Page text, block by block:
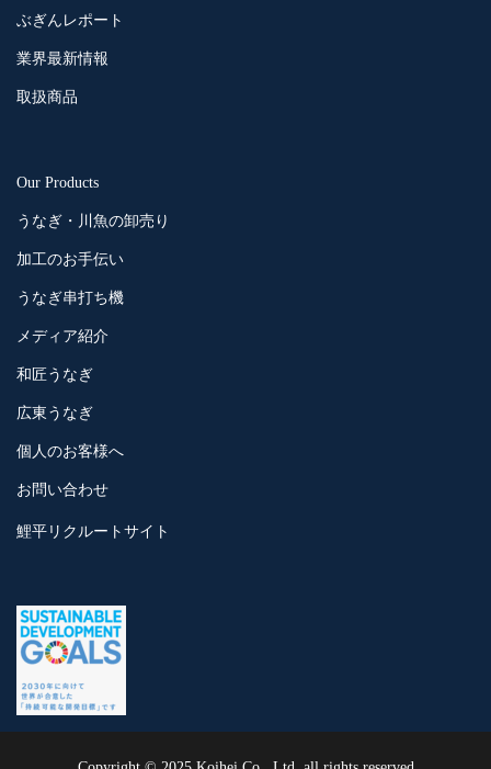
ぶぎんレポート
業界最新情報
取扱商品
Our Products
うなぎ・川魚の卸売り
加工のお手伝い
うなぎ串打ち機
メディア紹介
和匠うなぎ
広東うなぎ
個人のお客様へ
お問い合わせ
鯉平リクルートサイト